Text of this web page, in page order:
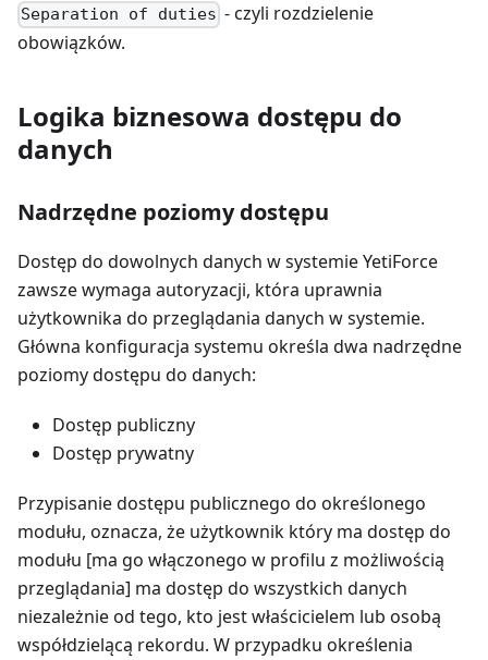
Separation of duties - czyli rozdzielenie
obowiązków.
Logika biznesowa dostępu do
danych
Nadrzędne poziomy dostępu
Dostęp do dowolnych danych w systemie YetiForce
zawsze wymaga autoryzacji, która uprawnia
użytkownika do przeglądania danych w systemie.
Główna konfiguracja systemu określa dwa nadrzędne
poziomy dostępu do danych:
Dostęp publiczny
Dostęp prywatny
Przypisanie dostępu publicznego do określonego
modułu, oznacza, że użytkownik który ma dostęp do
modułu [ma go włączonego w profilu z możliwością
przeglądania] ma dostęp do wszystkich danych
niezależnie od tego, kto jest właścicielem lub osobą
współdzielącą rekordu. W przypadku określenia